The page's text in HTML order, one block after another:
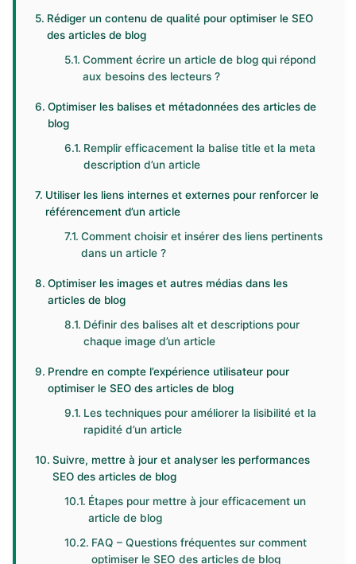
Rédiger un contenu de qualité pour optimiser le SEO
des articles de blog
Comment écrire un article de blog qui répond
aux besoins des lecteurs ?
Optimiser les balises et métadonnées des articles de
blog
Remplir efficacement la balise title et la meta
description d’un article
Utiliser les liens internes et externes pour renforcer le
référencement d’un article
Comment choisir et insérer des liens pertinents
dans un article ?
Optimiser les images et autres médias dans les
articles de blog
Définir des balises alt et descriptions pour
chaque image d’un article
Prendre en compte l’expérience utilisateur pour
optimiser le SEO des articles de blog
Les techniques pour améliorer la lisibilité et la
rapidité d’un article
Suivre, mettre à jour et analyser les performances
SEO des articles de blog
Étapes pour mettre à jour efficacement un
article de blog
FAQ – Questions fréquentes sur comment
optimiser le SEO des articles de blog